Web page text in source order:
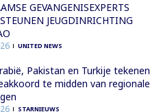
GEVANGENISEXPERTS
JEUGDINRICHTING
UNITED NEWS
Pakistan en Turkije tekenen
te midden van regionale
STARNIEUWS